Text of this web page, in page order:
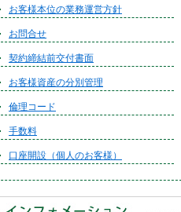
お客様本位の業務運営方針
お問合せ
契約締結前交付書面
お客様資産の分別管理
倫理コード
手数料
口座開設（個人のお客様）